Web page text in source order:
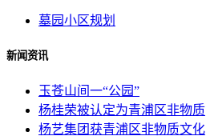
墓园小区规划
新闻资讯
玉苍山间一“公园”
杨桂荣被认定为青浦区非物质
杨艺集团获青浦区非物质文化